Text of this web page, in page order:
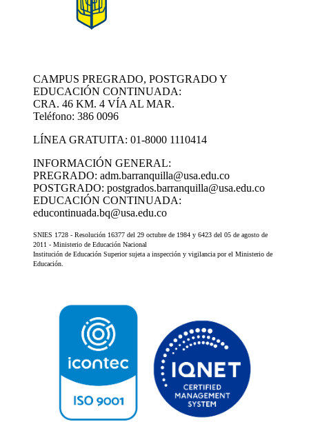
CAMPUS PREGRADO, POSTGRADO Y
EDUCACIÓN CONTINUADA:
CRA. 46 KM. 4 VÍA AL MAR.
Teléfono: 386 0096
LÍNEA GRATUITA: 01-8000 1110414
INFORMACIÓN GENERAL:
PREGRADO: adm.barranquilla@usa.edu.co
POSTGRADO: postgrados.barranquilla@usa.edu.co
EDUCACIÓN CONTINUADA:
educontinuada.bq@usa.edu.co
SNIES 1728 - Resolución 16377 del 29 octubre de 1984 y 6423 del 05 de agosto de
2011 - Ministerio de Educación Nacional
Institución de Educación Superior sujeta a inspección y vigilancia por el Ministerio de
Educación.